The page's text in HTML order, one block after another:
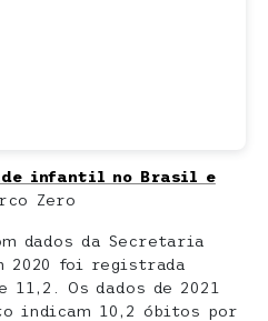
infantil no Brasil e
Zero
dados da Secretaria
2020 foi registrada
Os dados de 2021
indicam 10,2 óbitos por